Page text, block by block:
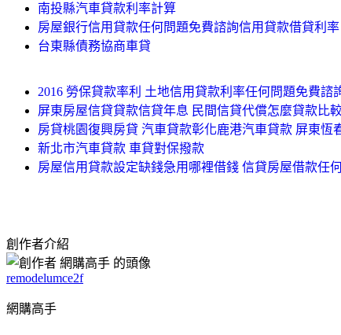
南投縣汽車貸款利率計算
房屋銀行信用貸款任何問題免費諮詢信用貸款借貸利率
台東縣債務協商車貸
2016 勞保貸款率利 土地信用貸款利率任何問題免費諮
屏東房屋信貸貸款信貸年息 民間信貸代償怎麼貸款比
房貸桃園復興房貸 汽車貸款彰化鹿港汽車貸款 屏東恆
新北市汽車貸款 車貸對保撥款
房屋信用貸款設定缺錢急用哪裡借錢 信貸房屋借款任
創作者介紹
remodelumce2f
網購高手